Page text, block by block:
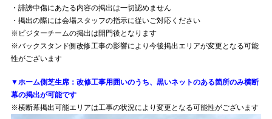
・誹謗中傷にあたる内容の掲出は一切認めません
・掲出の際には会場スタッフの指示に従いご対応ください
※ビジターチームの掲出は開門後となります
※バックスタンド側改修工事の影響により今後掲出エリアが変更となる可能
性がございます
▼ホーム側芝生席：改修工事用囲いのうち、黒いネットのある箇所のみ横断
幕の掲出が可能です
※横断幕掲出可能エリアは工事の状況により変更となる可能性がございます